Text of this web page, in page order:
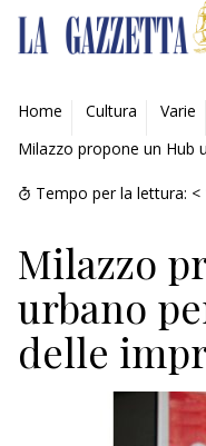
AMBIENTE
MOBILITÀ
INDUSTRIA
RICERCA
ECONOMIA
TURISMO
Home Cultura
Varie
Milazzo propone un Hub
Tempo per la lettura: <
Milazzo
urbano
delle